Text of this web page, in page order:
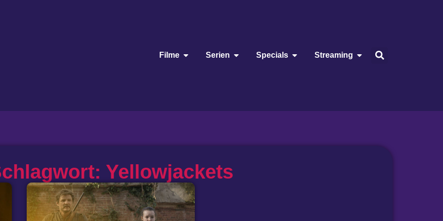
Filme Serien Specials Streaming
Yellowjackets